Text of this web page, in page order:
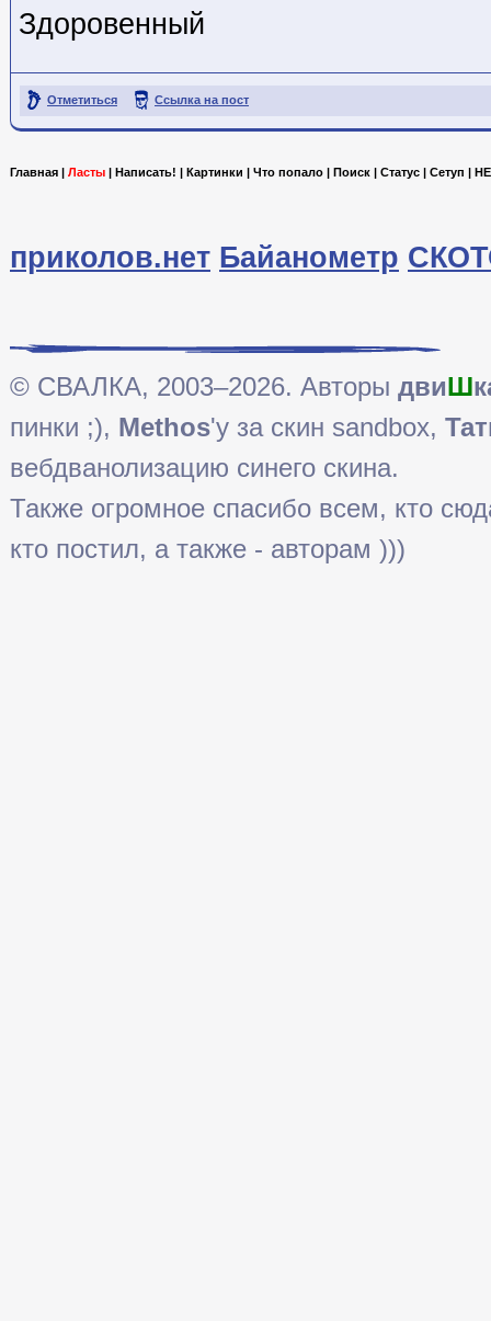
Здоровенный
Отметиться Ссылка на пост
Главная | Ласты | Написать! | Картинки | Что попало | Поиск | Статус | Сетуп |
приколов.нет Байанометр
© СВАЛКА, 2003–2026. Авторы двиШ
пинки ;), Methos'у за скин sandbox,
вебдванолизацию синего скина.
Также огромное спасибо всем, кто
кто постил, а также - авторам )))